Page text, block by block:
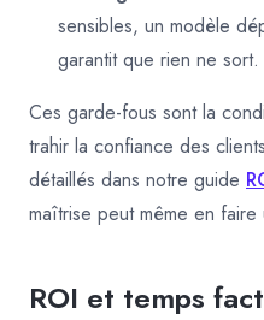
sensibles, un modèle
garantit que rien ne sort.
Ces garde-fous sont la
trahir la confiance des
détaillés dans notre guide
maîtrise peut même en faire
ROI et temps